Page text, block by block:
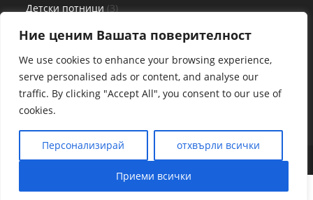
Ние ценим Вашата поверителност
We use cookies to enhance your browsing experience,
serve personalised ads or content, and analyse our
traffic. By clicking "Accept All", you consent to our use of
cookies.
Персонализирай отхвърли всички
Приеми всички
Детски потници 3
Чаши 27
Web By www.pcplovdiv.com